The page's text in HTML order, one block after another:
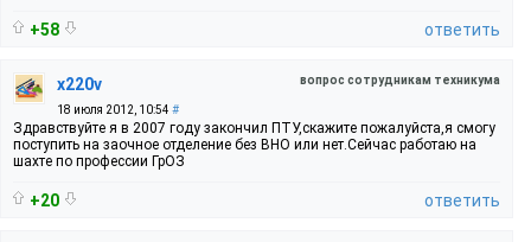
+58 ответить
вопрос сотрудникам техникума
x220v
18 июля 2012, 10:54 #
Здравствуйте я в 2007 году закончил ПТУ,cкажите пожалуйста,я смогу
поступить на заочное отделение без ВНО или нет.Сейчас работаю на
шахте по профессии ГрОЗ
+20 ответить